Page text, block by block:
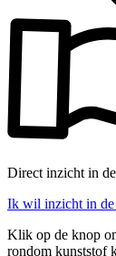
Direct inzicht in
Ik wil inzicht in de
Klik op de knop
rondom kunststof